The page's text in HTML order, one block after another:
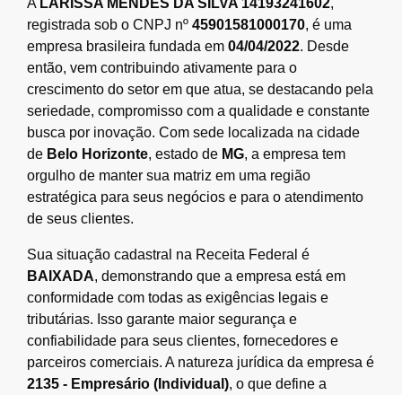
A LARISSA MENDES DA SILVA 14193241602,
registrada sob o CNPJ nº 45901581000170, é uma
empresa brasileira fundada em 04/04/2022. Desde
então, vem contribuindo ativamente para o
crescimento do setor em que atua, se destacando pela
seriedade, compromisso com a qualidade e constante
busca por inovação. Com sede localizada na cidade
de Belo Horizonte, estado de MG, a empresa tem
orgulho de manter sua matriz em uma região
estratégica para seus negócios e para o atendimento
de seus clientes.
Sua situação cadastral na Receita Federal é
BAIXADA, demonstrando que a empresa está em
conformidade com todas as exigências legais e
tributárias. Isso garante maior segurança e
confiabilidade para seus clientes, fornecedores e
parceiros comerciais. A natureza jurídica da empresa é
2135 - Empresário (Individual), o que define a